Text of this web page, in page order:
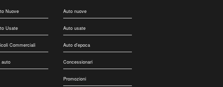
Nuove
Usate
Commerciali
auto
Auto nuove
Auto usate
Auto d'epoca
Concessionari
Promozioni